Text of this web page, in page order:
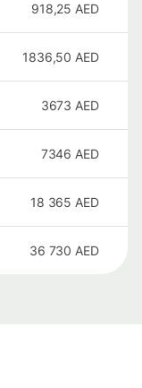
918,25 AED
1836,50 AED
3673 AED
7346 AED
18 365 AED
36 730 AED